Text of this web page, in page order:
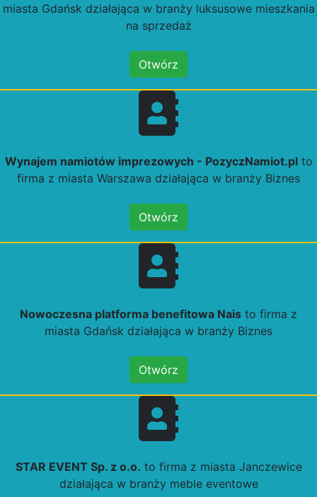
miasta Gdańsk działająca w branży luksusowe mieszkania
na sprzedaż
Otwórz
Wynajem namiotów imprezowych - PozyczNamiot.plto
firma z miasta Warszawa działająca w branży Biznes
Otwórz
Nowoczesna platforma benefitowa Nais to firma z
miasta Gdańsk działająca w branży Biznes
Otwórz
STAR EVENT Sp. z o.o. to firma z miasta Janczewice
działająca w branży meble eventowe